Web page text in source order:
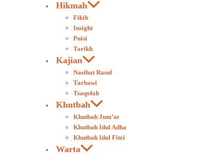
Hikmah
Fikih
Insight
Puisi
Tarikh
Kajian
Nasihat Rasul
Tarbawi
Tsaqofah
Khutbah
Khutbah Jum’at
Khutbah Idul Adha
Khutbah Idul Fitri
Warta